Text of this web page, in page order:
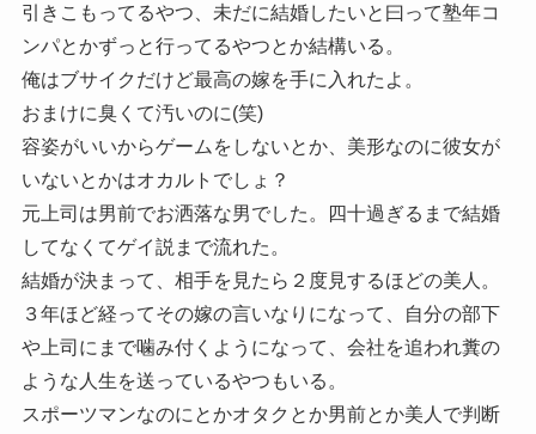
引きこもってるやつ、未だに結婚したいと曰って塾年コ
ンパとかずっと行ってるやつとか結構いる。
俺はブサイクだけど最高の嫁を手に入れたよ。
おまけに臭くて汚いのに(笑)
容姿がいいからゲームをしないとか、美形なのに彼女が
いないとかはオカルトでしょ？
元上司は男前でお洒落な男でした。四十過ぎるまで結婚
してなくてゲイ説まで流れた。
結婚が決まって、相手を見たら２度見するほどの美人。
３年ほど経ってその嫁の言いなりになって、自分の部下
や上司にまで噛み付くようになって、会社を追われ糞の
ような人生を送っているやつもいる。
スポーツマンなのにとかオタクとか男前とか美人で判断